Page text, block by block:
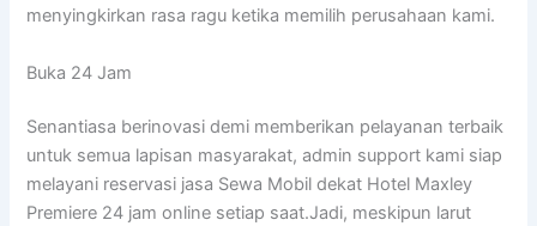
menyingkirkan rasa ragu ketika memilih perusahaan kami.
Buka 24 Jam
Senantiasa berinovasi demi memberikan pelayanan terbaik
untuk semua lapisan masyarakat, admin support kami siap
melayani reservasi jasa Sewa Mobil dekat Hotel Maxley
Premiere 24 jam online setiap saat.Jadi, meskipun larut